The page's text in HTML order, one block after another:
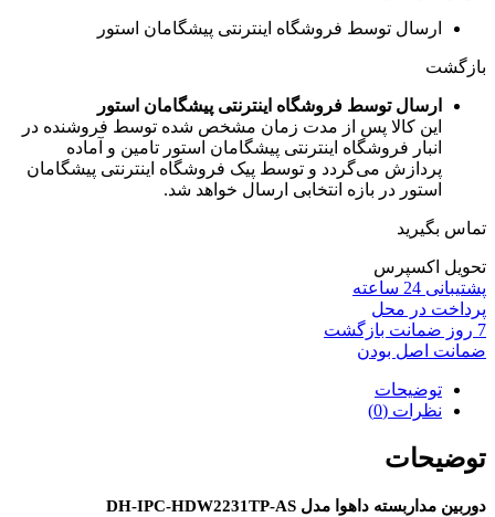
ارسال توسط فروشگاه اینترنتی پیشگامان استور
بازگشت
ارسال توسط فروشگاه اینترنتی پیشگامان استور
این کالا پس از مدت زمان مشخص شده توسط فروشنده در
انبار فروشگاه اینترنتی پیشگامان استور تامین و آماده
پردازش می‌گردد و توسط پیک فروشگاه اینترنتی پیشگامان
استور در بازه انتخابی ارسال خواهد شد.
تماس بگیرید
تحویل اکسپرس
پشتیبانی 24 ساعته
پرداخت در محل
7 روز ضمانت بازگشت
ضمانت اصل بودن
توضیحات
نظرات (0)
توضیحات
دوربین مداربسته داهوا مدل DH-IPC-HDW2231TP-AS